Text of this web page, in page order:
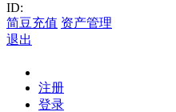
ID:
简豆充值 资产管理
退出
注册
登录